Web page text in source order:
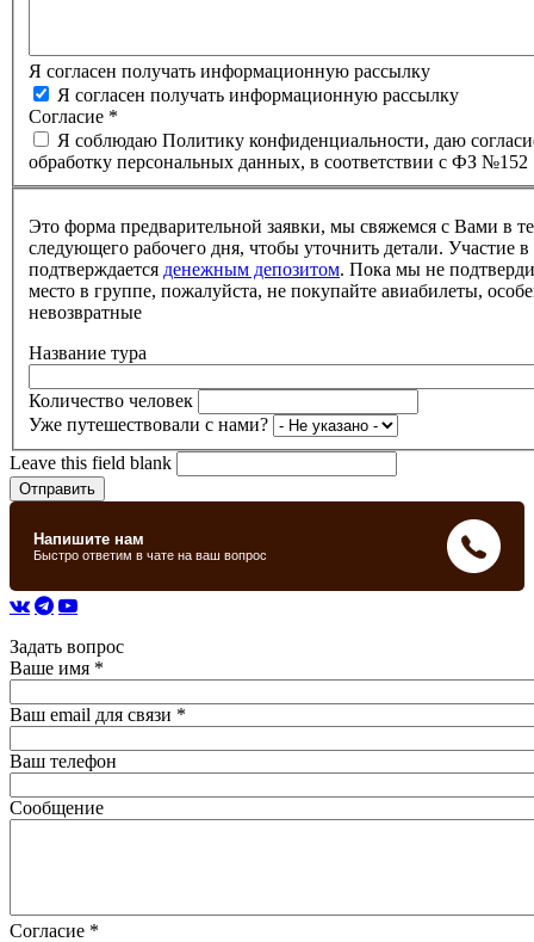
Я согласен получать информационную рассылку
Я согласен получать информационную рассылку
Согласие *
Я соблюдаю Политику конфиденциальности, даю
обработку персональных данных, в соответствии с ФЗ №152
Это форма предварительной заявки, мы свяжемся с Вами в
следующего рабочего дня, чтобы уточнить детали. Участие в
подтверждается денежным депозитом. Пока мы не
место в группе, пожалуйста, не покупайте авиабилеты,
невозвратные
Название тура
Количество человек
Уже путешествовали с нами?
Leave this field blank
Задать вопрос
Ваше имя *
Ваш email для связи *
Ваш телефон
Сообщение
Согласие *